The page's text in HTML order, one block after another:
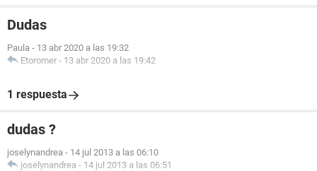
Dudas
Paula - 13 abr 2020 a las 19:32
Etoromer - 13 abr 2020 a las 19:42
1 respuesta
dudas ?
joselynandrea - 14 jul 2013 a las 06:10
joselynandrea - 14 jul 2013 a las 06:51